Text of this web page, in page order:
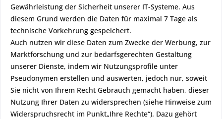
Gewährleistung der Sicherheit unserer IT-Systeme. Aus
diesem Grund werden die Daten für maximal 7 Tage als
technische Vorkehrung gespeichert.
Auch nutzen wir diese Daten zum Zwecke der Werbung, zur
Marktforschung und zur bedarfsgerechten Gestaltung
unserer Dienste, indem wir Nutzungsprofile unter
Pseudonymen erstellen und auswerten, jedoch nur, soweit
Sie nicht von Ihrem Recht Gebrauch gemacht haben, dieser
Nutzung Ihrer Daten zu widersprechen (siehe Hinweise zum
Widerspruchsrecht im Punkt„Ihre Rechte“). Dazu gehört